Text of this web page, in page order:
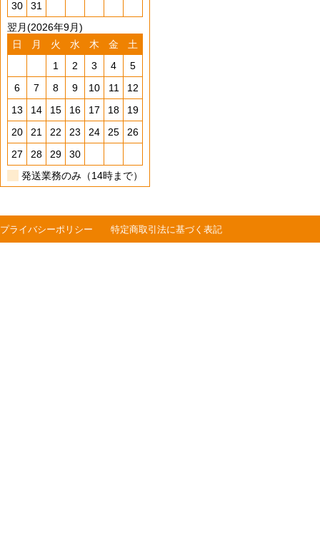
30
31
翌月(2026年9月)
日
月 火 水 木 金
土
1
2 3 4
5
6
7 8 9 10 11
12
13
14 15 16 17 18
19
20
21 22 23 24 25
26
27
28 29
30
発送業務のみ（14時まで）
プライバシーポリシー 特定商取引法に基づく表記